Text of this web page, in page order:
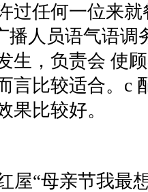
任何一位来就
播人员语气语调
生，负责会 使
言比较适合。c
果比较好。
“母亲节我最